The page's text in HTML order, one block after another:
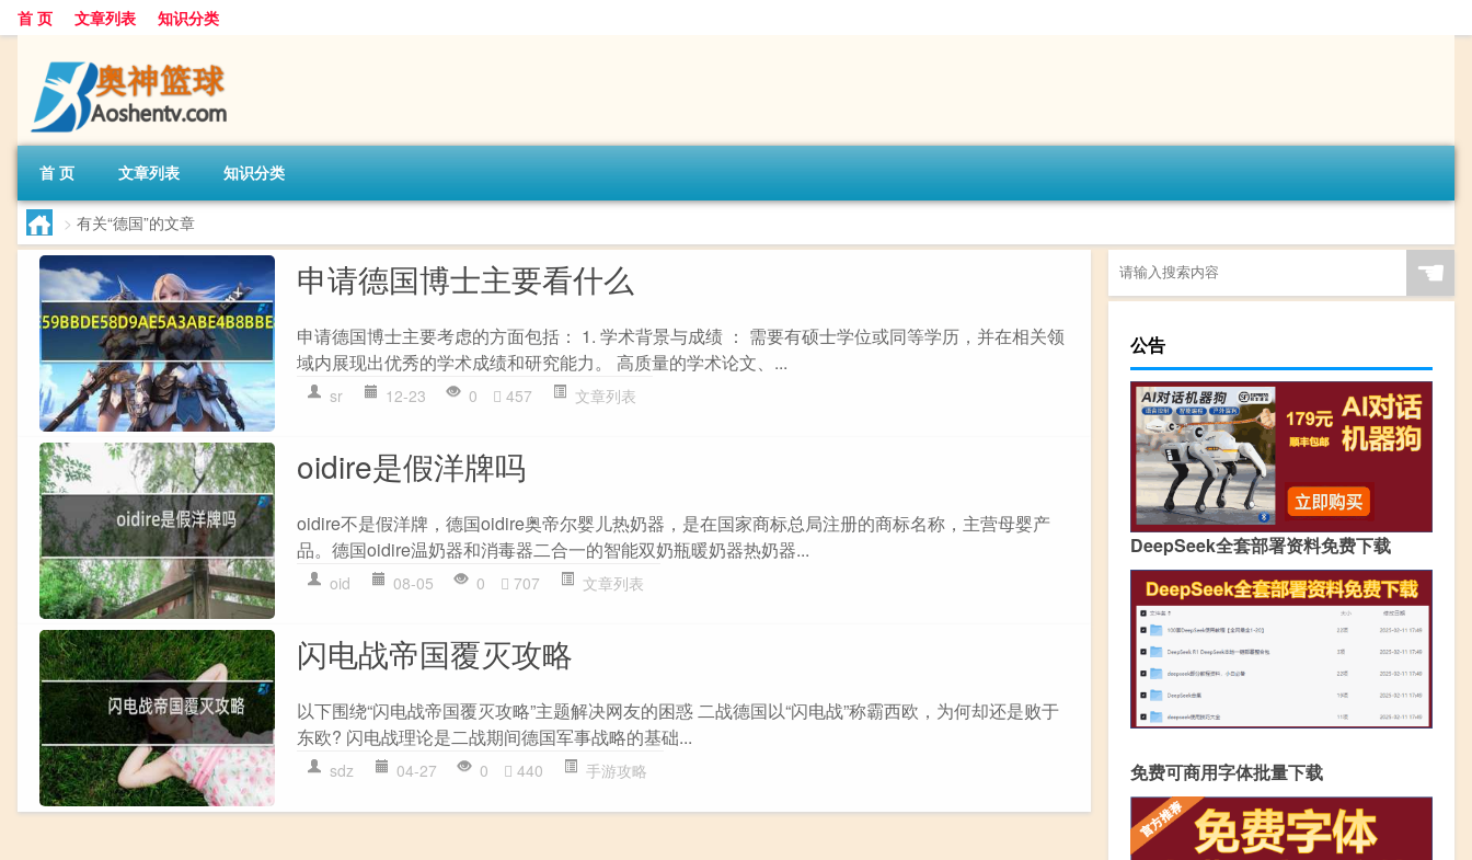
首 页 文章列表 知识分类
首 页 文章列表 知识分类
> 有关“德国”的文章
申请德国博士主要看什么
申请德国博士主要考虑的方面包括： 1. 学术背景与成绩 ： 需要有硕士学位或同等学历，并在相关领
域内展现出优秀的学术成绩和研究能力。 高质量的学术论文、...
sr 12-23 0 457 文章列表
oidire是假洋牌吗
oidire不是假洋牌，德国oidire奥帝尔婴儿热奶器，是在国家商标总局注册的商标名称，主营母婴产
品。德国oidire温奶器和消毒器二合一的智能双奶瓶暖奶器热奶器...
oid 08-05 0 707 文章列表
闪电战帝国覆灭攻略
以下围绕“闪电战帝国覆灭攻略”主题解决网友的困惑 二战德国以“闪电战”称霸西欧，为何却还是败于
东欧? 闪电战理论是二战期间德国军事战略的基础...
sdz 04-27 0 440 手游攻略
☚
公告
DeepSeek全套部署资料免费下载
免费可商用字体批量下载